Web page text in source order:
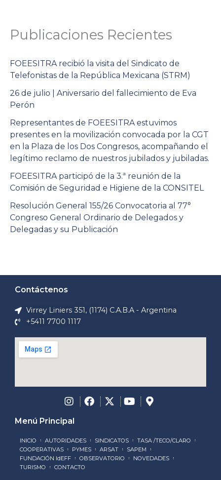
Publicaciones Recientes
FOEESITRA recibió la visita del Sindicato de
Telefonistas de la República Mexicana (STRM)
26 de julio | Aniversario del fallecimiento de Eva
Perón
Representantes de FOEESITRA estuvimos
presentes en la movilización convocada por la CGT
en la Plaza de los Dos Congresos, acompañando el
legítimo reclamo de nuestros jubilados y jubiladas.
FOEESITRA participó de la 3.ª reunión de la
Comisión de Seguridad e Higiene de la CONSITEL
Resolución General 155/26 Convocatoria al 77°
Congreso General Ordinario de Delegados y
Delegadas y su Publicación
Contáctenos
Virrey Liniers 351, (1174) C.A.B.A - Argentina
+5411 7700 1117
Menú Principal
INICIO AUTORIDADES SINDICATOS
TASA /TECO/CLARO
COOPERATIVAS
PYMES ARSAT
SAPEM
FUNDACIÓN IdEFF
OBSERVATORIO
NOVEDADES
TURISMO
CONTACTO